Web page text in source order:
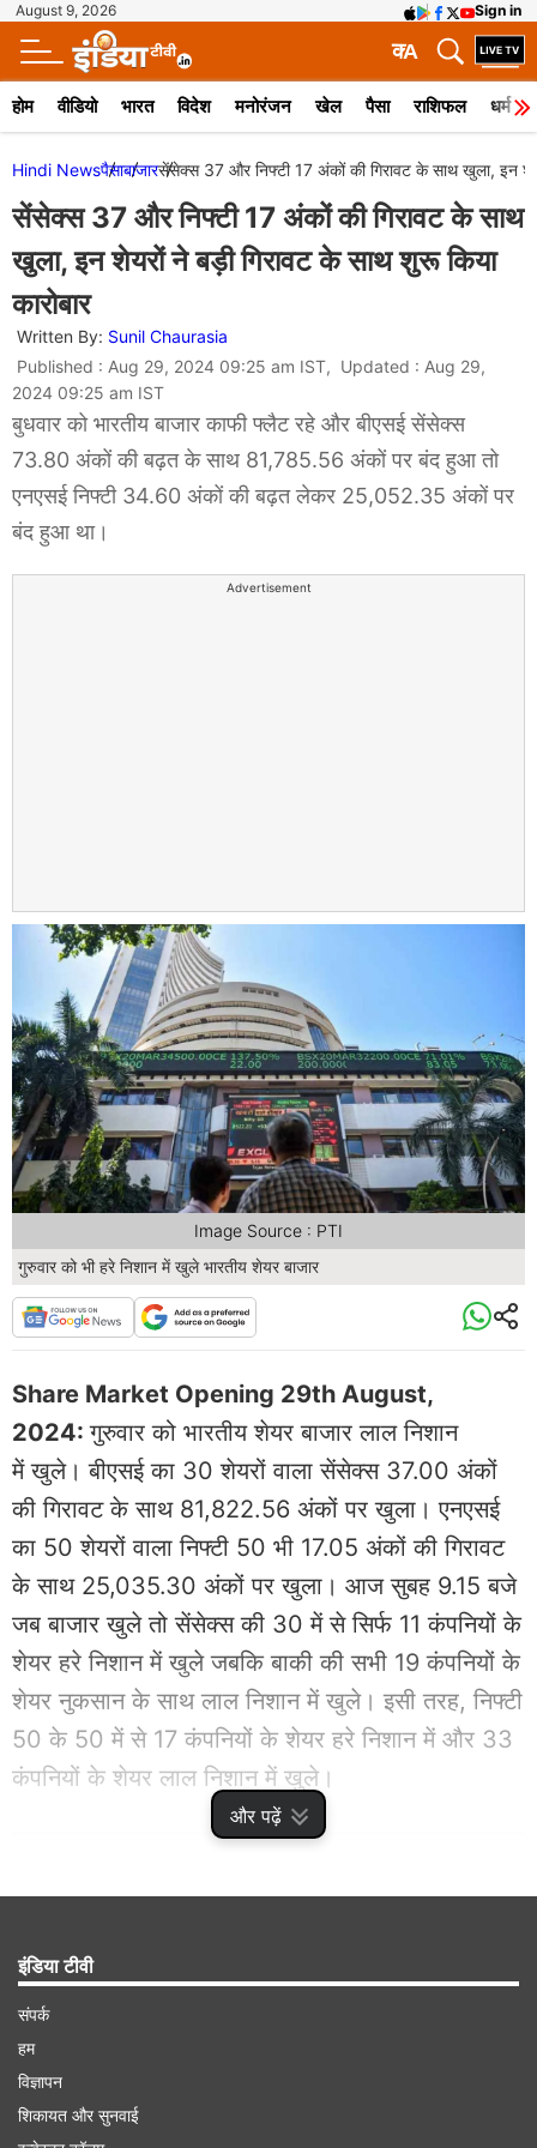
August 9, 2026 Sign in
A
क
होम वीडियो भारत विदेश मनोरंजन खेल पैसा राशिफल धर्म
और पढ़ें
Hindi Newsपैसाबाजारसेंसेक्स 37 और निफ्टी 17 अंकों की गिरावट के साथ खुला, इन
सेंसेक्स 37 और निफ्टी 17 अंकों की गिरावट के साथ
खुला, इन शेयरों ने बड़ी गिरावट के साथ शुरू किया
कारोबार
Written By: Sunil Chaurasia
Published : Aug 29, 2024 09:25 am IST, Updated : Aug 29,
2024 09:25 am IST
बुधवार को भारतीय बाजार काफी फ्लैट रहे और बीएसई सेंसेक्स
73.80 अंकों की बढ़त के साथ 81,785.56 अंकों पर बंद हुआ तो
एनएसई निफ्टी 34.60 अंकों की बढ़त लेकर 25,052.35 अंकों पर
बंद हुआ था।
Advertisement
गुरुवार को भी हरे निशान में खुले भारतीय शेयर बाजार
Image Source : PTI
Share Market Opening 29th August,
2024: गुरुवार को भारतीय शेयर बाजार लाल निशान
में खुले। बीएसई का 30 शेयरों वाला सेंसेक्स 37.00 अंकों
की गिरावट के साथ 81,822.56 अंकों पर खुला। एनएसई
का 50 शेयरों वाला निफ्टी 50 भी 17.05 अंकों की गिरावट
के साथ 25,035.30 अंकों पर खुला। आज सुबह 9.15 बजे
जब बाजार खुले तो सेंसेक्स की 30 में से सिर्फ 11 कंपनियों के
शेयर हरे निशान में खुले जबकि बाकी की सभी 19 कंपनियों के
शेयर नुकसान के साथ लाल निशान में खुले। इसी तरह, निफ्टी
50 के 50 में से 17 कंपनियों के शेयर हरे निशान में और 33
कंपनियों के शेयर लाल निशान में खुले।
इंडिया टीवी
संपर्क
हम
विज्ञापन
शिकायत और सुनवाई